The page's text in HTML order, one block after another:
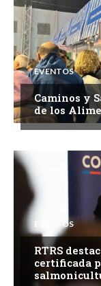
EVENTOS
Caminos y
de los
EVENTOS
RTRS
certificada